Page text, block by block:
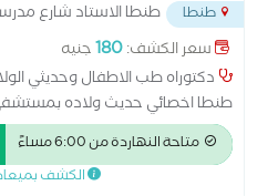
طنطا
طنطا الاستاد شارع
مدرسه الشهيد جعيصه ... سعر الكشف:180جنيه
دكتوراه طب الاطفال وحديثي
طنطا اخصائي حديث ولاده
عنايه مركزه باطفال مستشفى
الوراثه وأمراض الدم بمستشفى
الوراثه استشاري حديثي الولاده
متاحة النهاردة من 6:00 مساءً
الكشف